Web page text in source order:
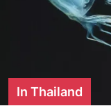
In Thailand